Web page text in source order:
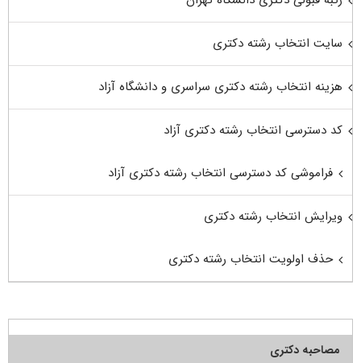
سایت انتخاب رشته دکتری
هزینه انتخاب رشته دکتری سراسری و دانشگاه آزاد
کد دسترسی انتخاب رشته دکتری آزاد
فراموشی کد دسترسی انتخاب رشته دکتری آزاد
ویرایش انتخاب رشته دکتری
حذف اولویت انتخاب رشته دکتری
مصاحبه دکتری